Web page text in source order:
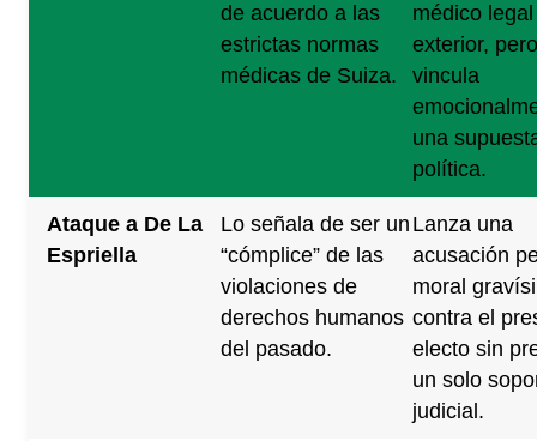
de acuerdo a las
estrictas normas
médicas de Suiza.
médico
exterior,
vincula
una
política.
Ataque a De La
Espriella
Lo señala de ser un
“cómplice” de las
violaciones de
derechos humanos
del pasado.
Lanza una
acusación
moral
contra el
electo sin
un solo
judicial.